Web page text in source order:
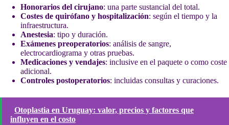
Honorarios del cirujano: una parte sustancial del total.
Costes de quirófano y hospitalización: según el tiempo y la
infraestructura.
Anestesia: tipo y duración.
Exámenes preoperatorios: análisis de sangre,
electrocardiograma y otras pruebas.
Medicaciones y vendajes: inclusive en el paquete o como coste
adicional.
Controles postoperatorios: incluidas consultas y curaciones.
Otoplastia en Uruguay: valor, precios y factores que
influyen en el costo